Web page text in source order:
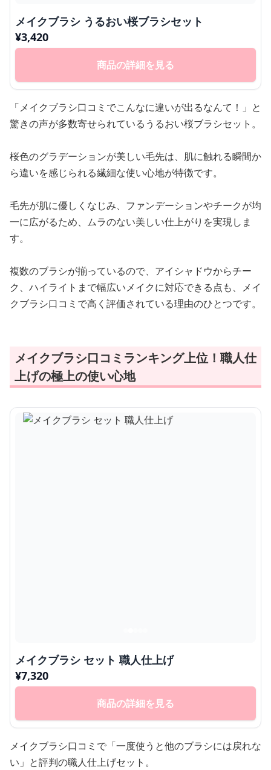
メイクブラシ うるおい桜ブラシセット
¥3,420
商品の詳細を見る
「メイクブラシ口コミでこんなに違いが出るなんて！」と
驚きの声が多数寄せられているうるおい桜ブラシセット。
桜色のグラデーションが美しい毛先は、肌に触れる瞬間か
ら違いを感じられる繊細な使い心地が特徴です。
毛先が肌に優しくなじみ、ファンデーションやチークが均
一に広がるため、ムラのない美しい仕上がりを実現しま
す。
複数のブラシが揃っているので、アイシャドウからチー
ク、ハイライトまで幅広いメイクに対応できる点も、メイ
クブラシ口コミで高く評価されている理由のひとつです。
メイクブラシ口コミランキング上位！職人仕
上げの極上の使い心地
メイクブラシ セット 職人仕上げ
¥7,320
商品の詳細を見る
メイクブラシ口コミで「一度使うと他のブラシには戻れな
い」と評判の職人仕上げセット。